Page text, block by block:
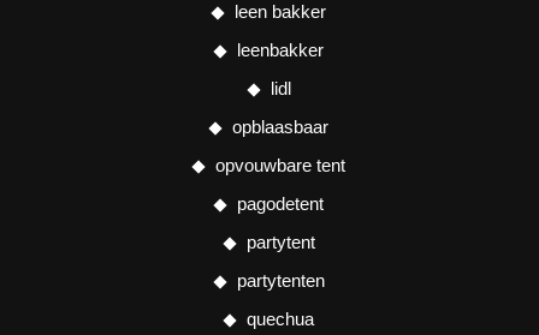
leen bakker
leenbakker
lidl
opblaasbaar
opvouwbare tent
pagodetent
partytent
partytenten
quechua